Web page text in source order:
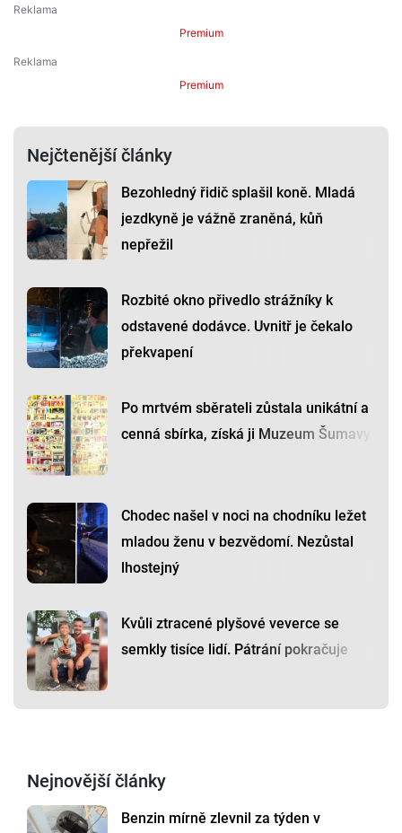
Premium
Premium
Nejčtenější články
Bezohledný řidič splašil koně. Mladá
jezdkyně je vážně zraněná, kůň
nepřežil
Rozbité okno přivedlo strážníky k
odstavené dodávce. Uvnitř je čekalo
překvapení
Po mrtvém sběrateli zůstala unikátní a
cenná sbírka, získá ji Muzeum Šumavy
Chodec našel v noci na chodníku ležet
mladou ženu v bezvědomí. Nezůstal
lhostejný
Kvůli ztracené plyšové veverce se
semkly tisíce lidí. Pátrání pokračuje
Nejnovější články
Benzin mírně zlevnil za týden v